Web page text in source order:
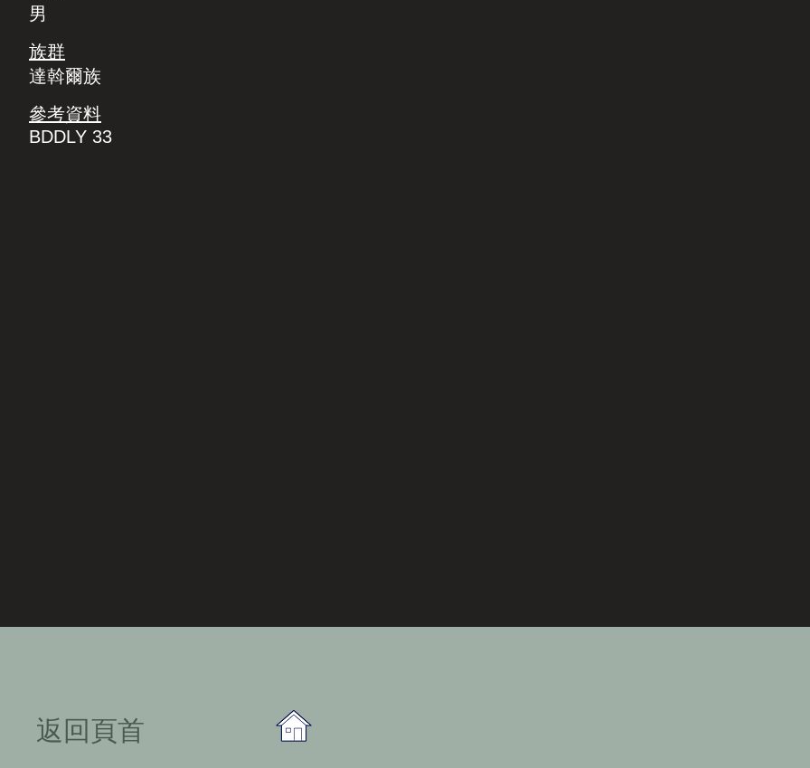
男
族群
達斡爾族
參考資料
BDDLY 33
​返回頁首